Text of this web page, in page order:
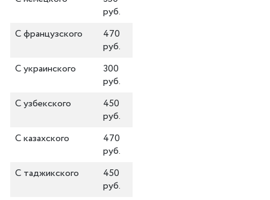
руб.
С французского
470
руб.
С украинского
300
руб.
С узбекского
450
руб.
С казахского
470
руб.
С таджикского
450
руб.